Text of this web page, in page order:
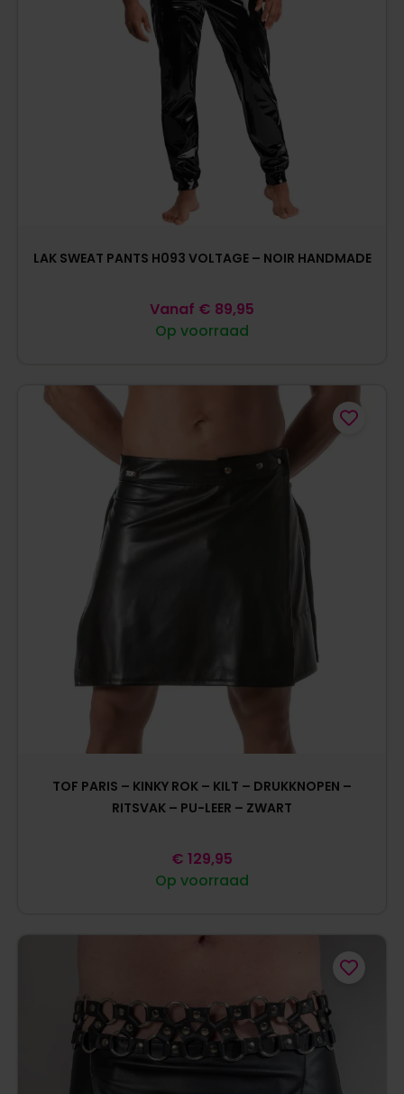
LAK SWEAT PANTS H093 VOLTAGE – NOIR HANDMADE
Op voorraad
Vanaf € 89,95
TOF PARIS – KINKY ROK – KILT – DRUKKNOPEN –
RITSVAK – PU-LEER – ZWART
Op voorraad
€ 129,95